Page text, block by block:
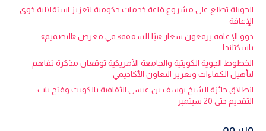
الحويلة تطلع على مشروع قاعة خدمات حكومية لتعزيز استقلالية ذوي
الإعاقة
ذوو الإعاقة يرفعون شعار «تبًا للشفقة» في معرض «التصميم»
باسكتلندا
الخطوط الجوية الكويتية والجامعة الأمريكية توقعان مذكرة تفاهم
لتأهيل الكفاءات وتعزيز التعاون الأكاديمي
انطلاق جائزة الشيخ يوسف بن عيسى الثقافية بالكويت وفتح باب
التقديم حتى 20 سبتمبر